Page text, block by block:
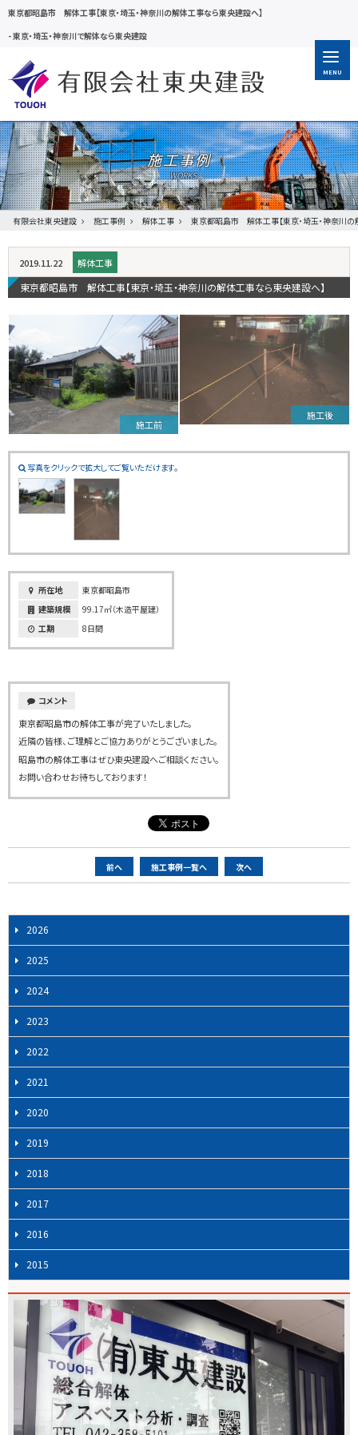
東京都昭島市 解体工事【東京・埼玉・神奈川の解体工事なら東央建設へ】
-東京・埼玉・神奈川で解体なら東央建設
MENU
施工事例
有限会社東央建設 施工事例 解体工事 東京都昭島市 解体工事【東京・埼玉・神奈川の
2019.11.22 解体工事
東京都昭島市 解体工事【東京・埼玉・神奈川の解体工事なら東央建設へ】
施工前
施工後
写真をクリックで拡大してご覧いただけます。
所在地
東京都昭島市
建築規模
99.17㎡（木造平屋建）
工期
8日間
コメント
東京都昭島市の解体工事が完了いたしました。
近隣の皆様、ご理解とご協力ありがとうございました。
昭島市の解体工事はぜひ東央建設へご相談ください。
お問い合わせお待ちしております！
ー
ナ
ビ
ゲ
ー
シ
ョ
ン
前へ 施工事例一覧へ 次へ
2026
2025
2024
2023
2022
2021
2020
2019
2018
2017
2016
2015